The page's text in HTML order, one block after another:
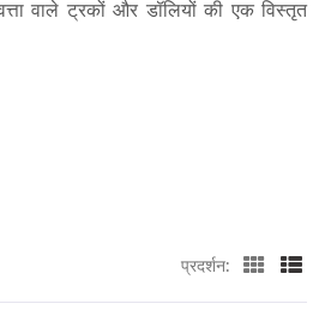
वाले ट्रकों और डॉलियों की एक विस्तृत
प्रदर्शन: